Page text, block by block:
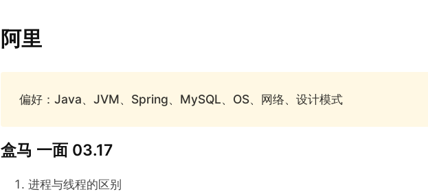
阿里
偏好：Java、JVM、Spring、MySQL、OS、网络、设计模式
盒马 一面 03.17
进程与线程的区别